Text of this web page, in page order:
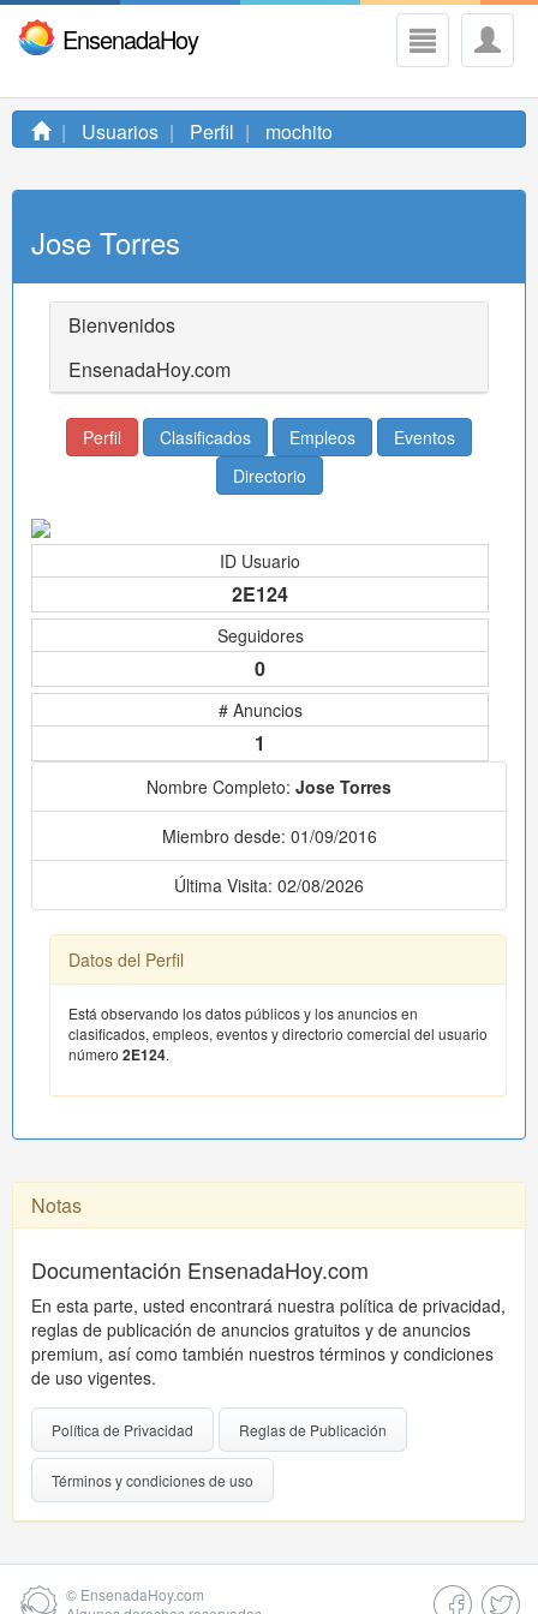
EnsenadaHoy
Usuarios Perfil mochito
Jose Torres
Bienvenidos
EnsenadaHoy.com
Perfil Clasificados Empleos
Eventos
Directorio
ID Usuario
2E124
Seguidores
0
# Anuncios
1
Nombre Completo: Jose Torres
Miembro desde: 01/09/2016
Última Visita: 02/08/2026
Datos del Perfil
Está observando los datos públicos y los anuncios en
clasificados, empleos, eventos y directorio comercial del usuario
número 2E124.
Notas
Documentación EnsenadaHoy.com
En esta parte, usted encontrará nuestra política de privacidad,
reglas de publicación de anuncios gratuitos y de anuncios
premium, así como también nuestros términos y condiciones
de uso vigentes.
Política de Privacidad Reglas de Publicación
Términos y condiciones de uso
© EnsenadaHoy.com